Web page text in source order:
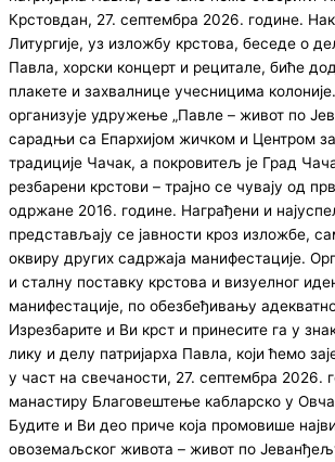
Крстовдан, 27. септембра 2026. године.
Литургије, уз изложбу крстова, беседе о
Павла, хорски концерт и рецитале, биће
плакете и захвалнице учесницима
организује удружење „Павле – живот по
сарадњи са Епархијом жичком и Центром
традиције Чачак, а покровитељ је Град
резбарени крстови – трајно се чувају од
одржане 2016. године. Награђени и
представљају се јавности кроз изложбе,
оквиру других садржаја манифестације.
и сталну поставку крстова и визуелног
манифестације, по обезбеђивању
Изрезбарите и Ви крст и принесите га у
лику и делу патријарха Павла, који ћемо
у част на свечаности, 27. септембра 2026.
манастиру Благовештење кабларско у
Будите и Ви део приче која промовише
овоземаљског живота – живот по